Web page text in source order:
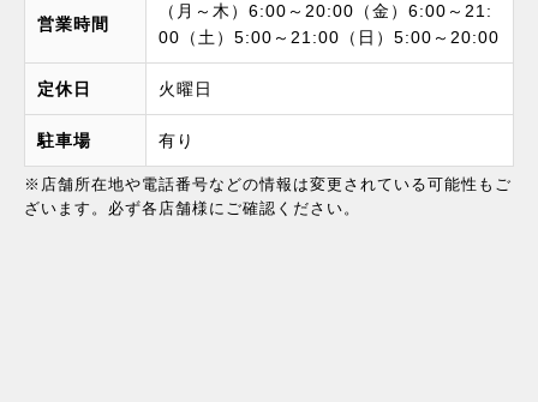
営業時間
（月～木）6:00～20:00（金）6:00～21:
00（土）5:00～21:00（日）5:00～20:00
定休日 火曜日
駐車場 有り
※店舗所在地や電話番号などの情報は変更されている可能性もご
ざいます。必ず各店舗様にご確認ください。